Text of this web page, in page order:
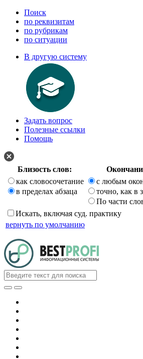
Поиск
по реквизитам
по рубрикам
по ситуации
В другую систему
Задать вопрос
Полезные ссылки
Помощь
Близость слов:
как словосочетание
в пределах абзаца
с любым
точно, как в
По части
Искать, включая суд. практику
вернуть по умолчанию